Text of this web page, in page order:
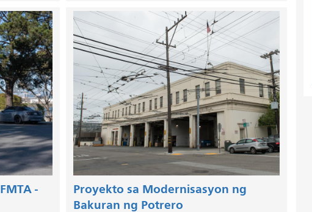
-
Proyekto sa Modernisasyon ng
Bakuran ng Potrero